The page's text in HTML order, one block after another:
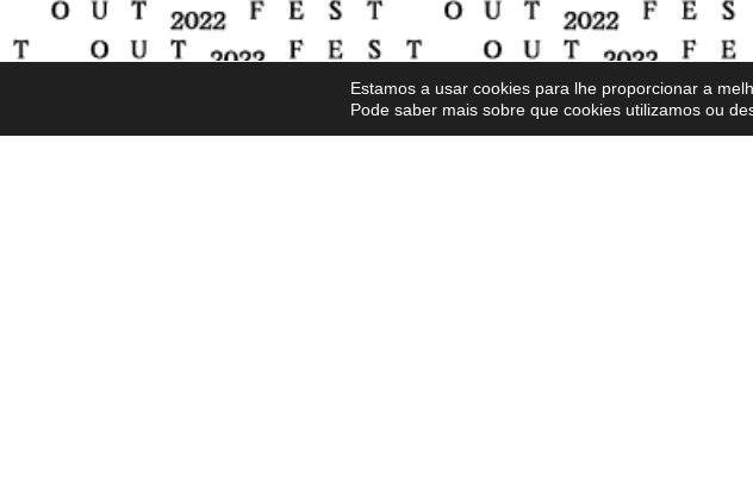
Estamos a usar cookies para lhe proporcionar a
Pode saber mais sobre que cookies utilizamos ou